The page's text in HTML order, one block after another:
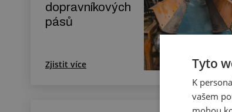
dopravníkových
pásů
Zjistit více Tyto
K
vašem